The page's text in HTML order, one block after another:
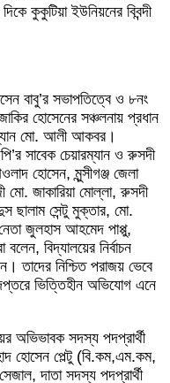
কুকুটিয়া ইউনিয়নের বিবন্দী
বাবু’র সভাপতিত্বে ও ৮নং
হোসেনের সঞ্চলনায় প্রধান
মো. আলী আকবর।
সাবেক চেয়ারম্যান ও রুসদী
হোসেন, মুন্সীগঞ্জ জেলা
জাকারিয়া মোল্লা, রুসদী
ছালাম সেন্টু মুক্তার, মো.
জুলহাস আহমেদ পাপ্পু,
বিদ্যালয়ের নির্বাচন
তাদের নিশ্চিত পরাজয় ভেবে
ভিত্তিহীন অভিযোগ এনে
অভিভাবক সদস্য পদপ্রার্থী
হোসেন পেল্টু (বি.কম,এম.কম,
দাতা সদস্য পদপ্রার্থী